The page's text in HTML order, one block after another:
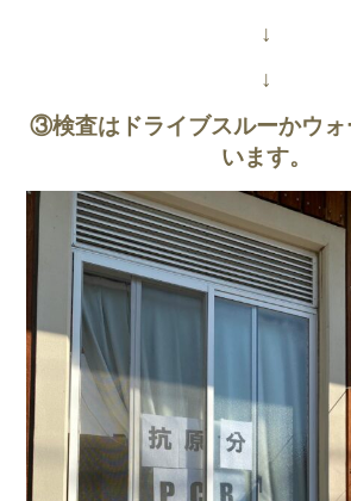
↓
↓
③検査はドライブスルーかウォ
います。